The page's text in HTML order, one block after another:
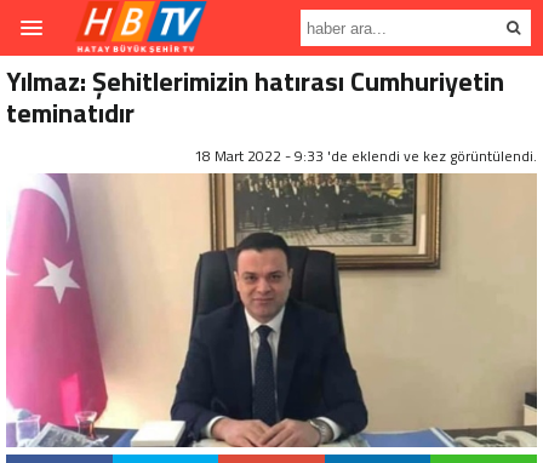
Yılmaz: Şehitlerimizin hatırası Cumhuriyetin
teminatıdır
18 Mart 2022 - 9:33 'de eklendi ve kez görüntülendi.